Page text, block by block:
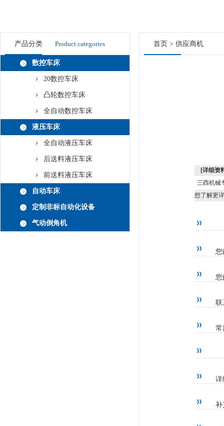
产品分类 Product categories
数控车床
20数控车床
凸轮数控车床
全自动数控车床
液压车床
全自动液压车床
后送料液压车床
前送料液压车床
自动车床
定制非标自动化设备
气动倒角机
首页 > 供应商机
[详细资
三酉机械
想了解更
您
您
联
常
详
补